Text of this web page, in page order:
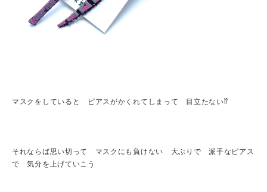
マスクをしていると ピアスがかくれてしまって 目立たない⁉︎
それならば思い切って マスクにも負けない 大ぶりで 派手なピアス
で 気分を上げていこう